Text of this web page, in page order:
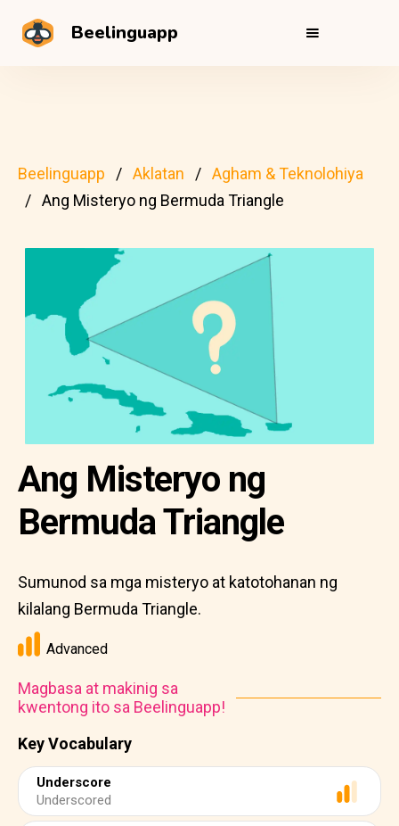
Beelinguapp
Beelinguapp Aklatan
Agham & Teknolohiya
Ang Misteryo ng Bermuda Triangle
Key Vocabulary
Underscore
Underscored
Ang Misteryo ng
Bermuda Triangle
Sumunod sa mga misteryo at katotohanan ng
kilalang Bermuda Triangle.
Advanced
Magbasa at makinig sa
kwentong ito sa Beelinguapp!